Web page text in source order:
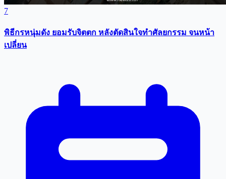
7
พิธีกรหนุ่มดัง ยอมรับจิตตก หลังตัดสินใจทำศัลยกรรม จนหน้า
เปลี่ยน